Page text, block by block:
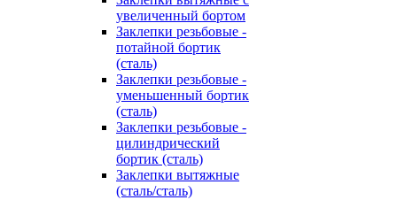
увеличенный бортом
Заклепки резьбовые -
потайной бортик
(сталь)
Заклепки резьбовые -
уменьшенный бортик
(сталь)
Заклепки резьбовые -
цилиндрический
бортик (сталь)
Заклепки вытяжные
(сталь/сталь)